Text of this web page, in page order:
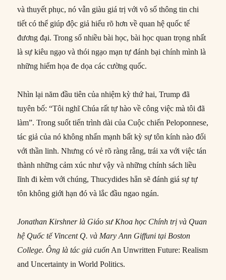
và thuyết phục, nó vẫn giàu giá trị với vô số thông tin chi
tiết có thể giúp độc giả hiểu rõ hơn về quan hệ quốc tế
đương đại. Trong số nhiều bài học, bài học quan trọng nhất
là sự kiêu ngạo và thói ngạo mạn tự đánh bại chính mình là
những hiểm họa đe dọa các cường quốc.
Nhìn lại năm đầu tiên của nhiệm kỳ thứ hai, Trump đã
tuyên bố: “Tôi nghĩ Chúa rất tự hào về công việc mà tôi đã
làm”. Trong suốt tiến trình dài của Cuộc chiến Peloponnese,
tác giả của nó không nhấn mạnh bất kỳ sự tôn kính nào đối
với thần linh. Nhưng có vẻ rõ ràng rằng, trái xa với việc tán
thành những cảm xúc như vậy và những chính sách liều
lĩnh đi kèm với chúng, Thucydides hẳn sẽ đánh giá sự tự
tôn không giới hạn đó và lắc đầu ngao ngán.
Jonathan Kirshner là Giáo sư Khoa học Chính trị và Quan
hệ Quốc tế Vincent Q. và Mary Ann Giffuni tại Boston
College. Ông là tác giả cuốn An Unwritten Future: Realism
and Uncertainty in World Politics.